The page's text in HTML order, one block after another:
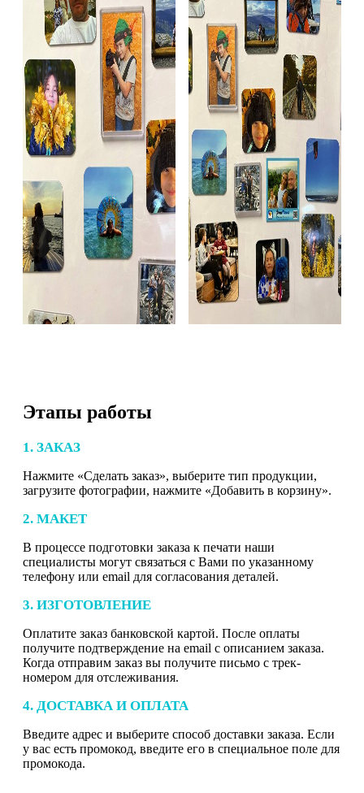
Этапы работы
1. ЗАКАЗ
Нажмите «Сделать заказ», выберите тип продукции,
загрузите фотографии, нажмите «Добавить в корзину».
2. МАКЕТ
В процессе подготовки заказа к печати наши
специалисты могут связаться с Вами по указанному
телефону или email для согласования деталей.
3. ИЗГОТОВЛЕНИЕ
Оплатите заказ банковской картой. После оплаты
получите подтверждение на email с описанием заказа.
Когда отправим заказ вы получите письмо с трек-
номером для отслеживания.
4. ДОСТАВКА И ОПЛАТА
Введите адрес и выберите способ доставки заказа. Если
у вас есть промокод, введите его в специальное поле для
промокода.